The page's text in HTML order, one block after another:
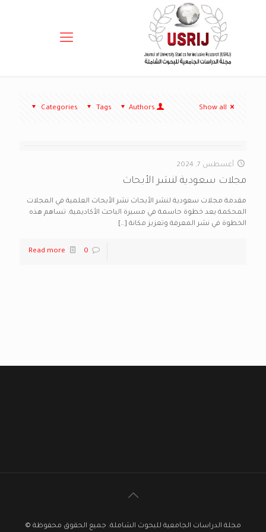
Categories Tags Authors Show all
أغسطس 7, 2024
مجلات سعودية لنشر الأبحاث
مقدمة مجلات سعودية لنشر الأبحاث نشر الأبحاث العلمية في المجلات
المحكمة يعد خطوة حاسمة في مسيرة الباحث الأكاديمية. تساهم هذه
الخطوة في نشر المعرفة وتعزيز مكانة […]
0
Read more
مجلة الدراسات الجامعية للبحوث الشاملة. جميع الحقوق محفوظة ©